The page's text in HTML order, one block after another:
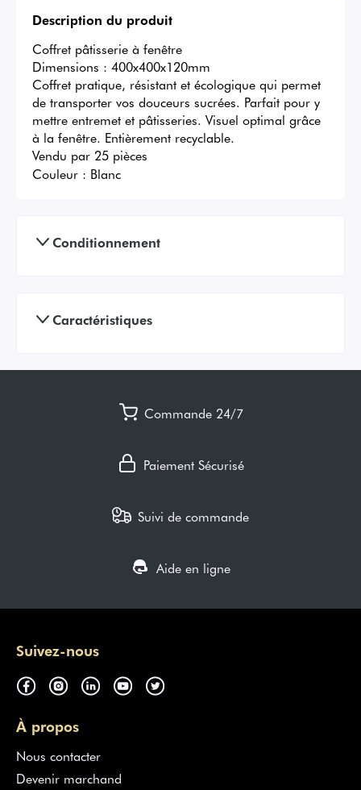
Description du produit
Coffret pâtisserie à fenêtre
Dimensions : 400x400x120mm
Coffret pratique, résistant et écologique qui permet
de transporter vos douceurs sucrées. Parfait pour y
mettre entremet et pâtisseries. Visuel optimal grâce
à la fenêtre. Entièrement recyclable.
Vendu par 25 pièces
Couleur : Blanc
Conditionnement
Caractéristiques
Commande 24/7
Paiement Sécurisé
Suivi de commande
Aide en ligne
Suivez-nous
À propos
Nous contacter
Devenir marchand